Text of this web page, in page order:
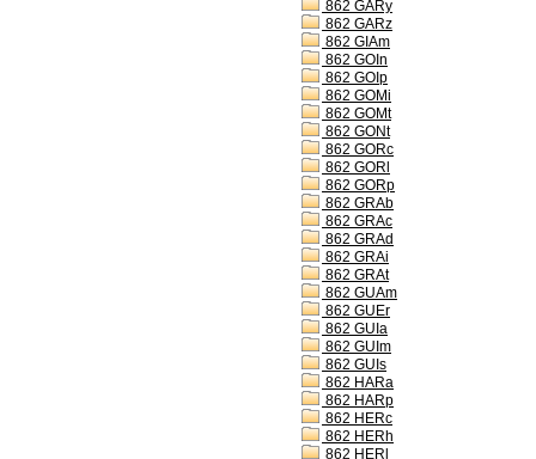
862 GARy
862 GARz
862 GIAm
862 GOIn
862 GOIp
862 GOMi
862 GOMt
862 GONt
862 GORc
862 GORl
862 GORp
862 GRAb
862 GRAc
862 GRAd
862 GRAi
862 GRAt
862 GUAm
862 GUEr
862 GUIa
862 GUIm
862 GUIs
862 HARa
862 HARp
862 HERc
862 HERh
862 HERl